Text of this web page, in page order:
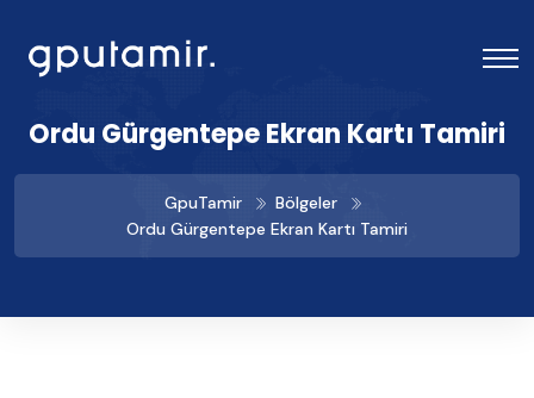
Ordu Gürgentepe Ekran Kartı Tamiri
GpuTamir
Bölgeler
Ordu Gürgentepe Ekran Kartı Tamiri